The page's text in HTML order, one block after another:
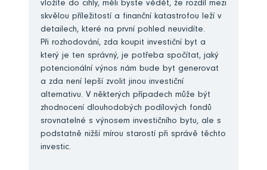
vložíte do cihly, měli byste vědět, že rozdíl mezi
skvělou příležitostí a finanční katastrofou leží v
detailech, které na první pohled neuvidíte.
Při rozhodování, zda koupit investiční byt a
který je ten správný, je potřeba spočítat, jaký
potencionální výnos nám bude byt generovat
a zda není lepší zvolit jinou investiční
alternativu. V některých případech může být
zhodnocení dlouhodobých podílových fondů
srovnatelné s výnosem investičního bytu, ale s
podstatně nižší mírou starostí při správě těchto
investic.